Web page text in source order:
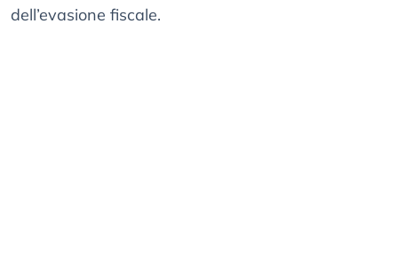
dell’evasione fiscale.